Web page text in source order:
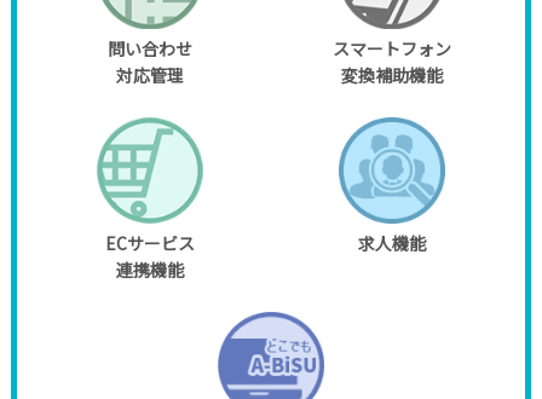
問い合わせ
対応管理
スマートフォン
変換補助機能
ECサービス
連携機能
求人機能